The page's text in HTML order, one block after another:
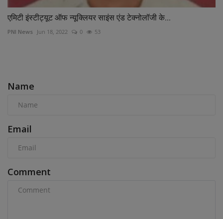
एमिटी इंस्टीट्यूट ऑफ न्यूक्लियर साइंस एंड टेक्नोलॉजी के...
PNI News Jun 18, 2022 0 53
Name
Email
Comment